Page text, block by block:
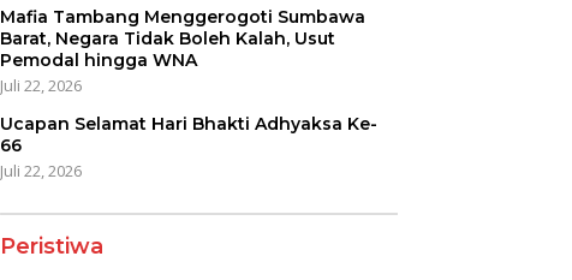
Mafia Tambang Menggerogoti Sumbawa
Barat, Negara Tidak Boleh Kalah, Usut
Pemodal hingga WNA
Juli 22, 2026
Ucapan Selamat Hari Bhakti Adhyaksa Ke-
66
Juli 22, 2026
Peristiwa